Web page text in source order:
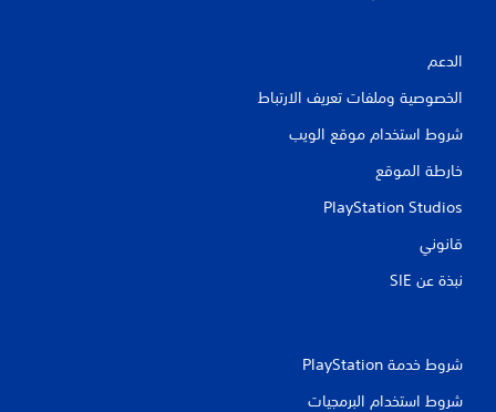
الدعم
الخصوصية وملفات تعريف الارتباط
شروط استخدام موقع الويب
خارطة الموقع
PlayStation Studios
قانوني
نبذة عن SIE‏
شروط خدمة PlayStation‏
شروط استخدام البرمجيات